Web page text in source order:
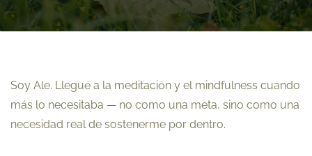
Soy Ale. Llegué a la meditación y el mindfulness cuando
más lo necesitaba — no como una meta, sino como una
necesidad real de sostenerme por dentro.